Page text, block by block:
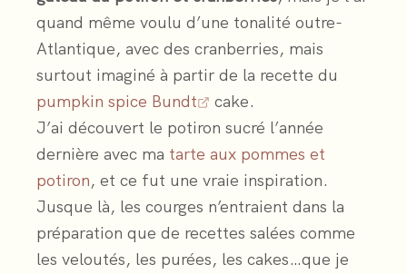
quand même voulu d’une tonalité outre-
Atlantique, avec des cranberries, mais
surtout imaginé à partir de la recette du
pumpkin spice Bundt
cake.
J’ai découvert le potiron sucré l’année
dernière avec ma tarte aux pommes et
potiron, et ce fut une vraie inspiration.
Jusque là, les courges n’entraient dans la
préparation que de recettes salées comme
les veloutés, les purées, les cakes…que je